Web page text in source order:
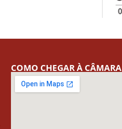
COMO CHEGAR À CÂMARA